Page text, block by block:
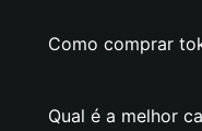
Como comprar
Qual é a melhor